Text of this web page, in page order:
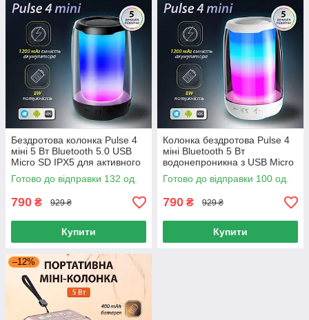
Бездротова колонка Pulse 4
міні 5 Вт Bluetooth 5.0 USB
Micro SD IPX5 для активного
відпочинку
Готово до відправки 132 од.
790 ₴ 929 ₴
Купити
Колонка бездротова Pulse 4
міні Bluetooth 5 Вт
водонепроникна з USB Micro
SD AUX Type-C біла
Готово до відправки 100 од.
790 ₴ 929 ₴
Купити
–12%